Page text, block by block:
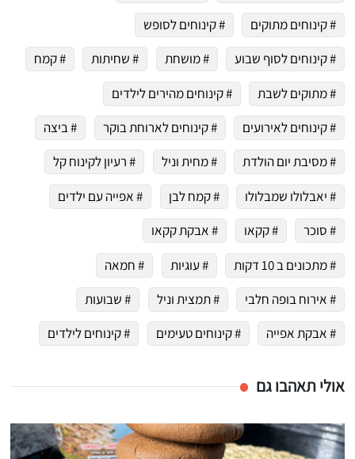
שלי "פודיק" כמנויים עוד היום!
כמנויים ותלחצו על הפעמון תקבלו התראה לטלפון הנייד ברגע שעולה מתכון חדש לערוץ,
# קינוחים מתוקים
# קינוחים לסופש
# קינוחים לסוף שבוע
# מושחת # שחיתות
# קמח
# מתוקים לשבת
# קינוחים מהירים לילדים
# קינוחים לאירועים
# קינוחים לארוחת בוקר
# ביצה
# מסיבת יום הולדת
# מחית וניל
# רעיון לקינוח קל
# יאבלולו שמבלולו
# קמח לבן
# אפייה עם ילדים
# סוכר
# קקאו
# אבקת קקאו
# מתכונים ב 10 דקות
# עוגיות
# חמאה
# אירוח בופה חלבי
# תמצית וניל
# שבועות
# אבקת אפייה
# קינוחים טעימים # קינוחים לילדים
אולי תאהבו גם